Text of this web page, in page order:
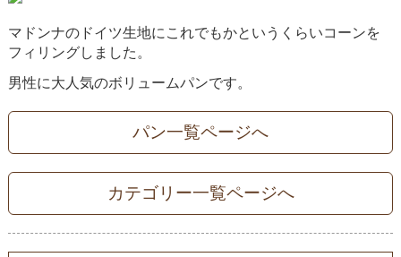
マドンナのドイツ生地にこれでもかというくらいコーンを
フィリングしました。
男性に大人気のボリュームパンです。
パン一覧ページへ
カテゴリー一覧ページへ